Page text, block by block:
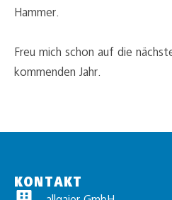
Hammer.
Freu mich schon auf die
kommenden Jahr.
KONTAKT